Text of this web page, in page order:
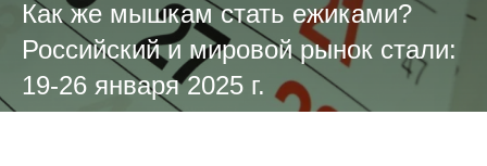
Как же мышкам стать ежиками?
Российский и мировой рынок стали:
19-26 января 2025 г.